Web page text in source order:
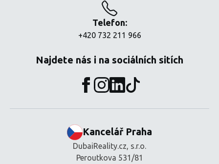
Telefon:
+420 732 211 966
Najdete nás i na sociálních sitích
Kancelář Praha
DubaiReality.cz, s.r.o.
Peroutkova 531/81